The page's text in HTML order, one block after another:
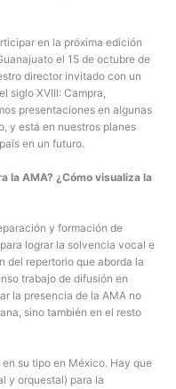
en la próxima edición
el 15 de octubre de
director invitado con un
siglo XVIII: Campra,
presentaciones en algunas
y está en nuestros planes
en un futuro.
la AMA? ¿Cómo visualiza la
y formación de
lograr la solvencia vocal e
del repertorio que aborda la
trabajo de difusión en
la presencia de la AMA no
sino también en el resto
su tipo en México. Hay que
y orquestal) para la